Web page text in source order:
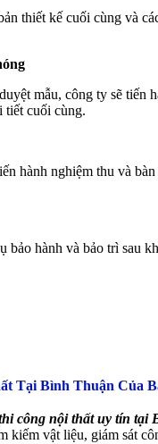
thiết kế cuối cùng và
mẫu, công ty sẽ
tiết cuối cùng.
hành nghiệm thu và
bảo hành và bảo trì sau
Tại Bình Thuận Của
công nội thất uy tín tại
kiếm vật liệu, giám sát